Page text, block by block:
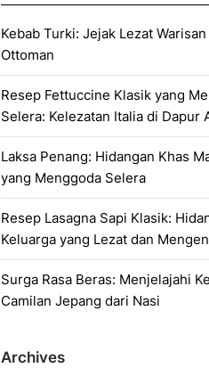
Kebab Turki: Jejak Lezat
Ottoman
Resep Fettuccine Klasik yang
Selera: Kelezatan Italia di Dapur
Laksa Penang: Hidangan Khas
yang Menggoda Selera
Resep Lasagna Sapi Klasik:
Keluarga yang Lezat dan
Surga Rasa Beras: Menjelajahi
Camilan Jepang dari Nasi
Archives